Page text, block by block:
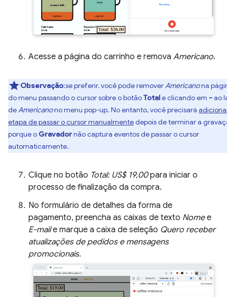
Acesse a página do carrinho e remova Americano.
Observação:se preferir, você pode removerAmericanona
do menu passando o cursor sobre o botãoTotale clicando em -ao
deAmericanono menu pop-up. No entanto, você precisará
etapa de passar o cursor manualmentedepois de terminar a
porque o Gravadornão captura eventos de passar o cursor
automaticamente.
Clique no botão Total: US$ 19,00para iniciar o
processo de finalização da compra.
No formulário de detalhes da forma de
pagamento, preencha as caixas de texto Nomee
E-maile marque a caixa de seleção Quero receber
atualizações de pedidos e mensagens
promocionais.